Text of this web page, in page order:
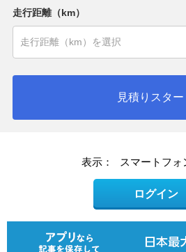
走行距離（km）
見積りスター
表示： スマートフォ
ログイン